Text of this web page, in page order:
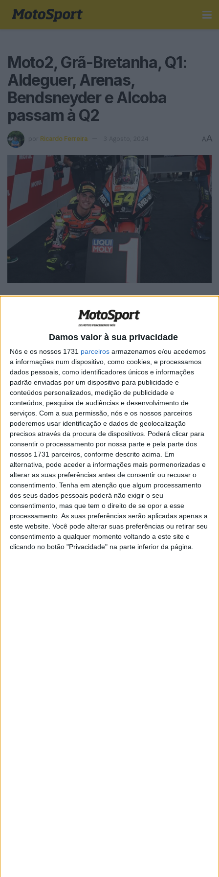
Damos valor à sua privacidade
Nós e os nossos 1731 parceiros armazenamos e/ou acedemos
a informações num dispositivo, como cookies, e processamos
dados pessoais, como identificadores únicos e informações
padrão enviadas por um dispositivo para publicidade e
conteúdos personalizados, medição de publicidade e
conteúdos, pesquisa de audiências e desenvolvimento de
serviços. Com a sua permissão, nós e os nossos parceiros
poderemos usar identificação e dados de geolocalização
precisos através da procura de dispositivos. Poderá clicar para
consentir o processamento por nossa parte e pela parte dos
nossos 1731 parceiros, conforme descrito acima. Em
alternativa, pode aceder a informações mais pormenorizadas e
alterar as suas preferências antes de consentir ou recusar o
consentimento. Tenha em atenção que algum processamento
dos seus dados pessoais poderá não exigir o seu
consentimento, mas que tem o direito de se opor a esse
processamento. As suas preferências serão aplicadas apenas a
este website. Você pode alterar suas preferências ou retirar seu
consentimento a qualquer momento voltando a este site e
clicando no botão "Privacidade" na parte inferior da página.
Moto2, Grã-Bretanha, Q1:
Aldeguer, Arenas,
Bendsneyder e Alcoba
passam à Q2
por Ricardo Ferreira 3 Agosto, 2024 AA
Artigos relacionados
MotoGP: Iker Lecuona ambiciona Top 10 em
Silverstone
6 AGOSTO, 2026
MotoGP: Marco Bezzecchi recebe luz verde
para correr em Silverstone
6 AGOSTO, 2026
🔊 Ouvir artigo
Fermín Aldeguer (SpeedUp Racing) foi o mais rápido na
primeira qualificação, conseguindo com uma volta de
2:03.570 minutos ao circuito de Silverstone, a passagem
à segunda qualificação. Albert Arenas (QJMotor Gresini)